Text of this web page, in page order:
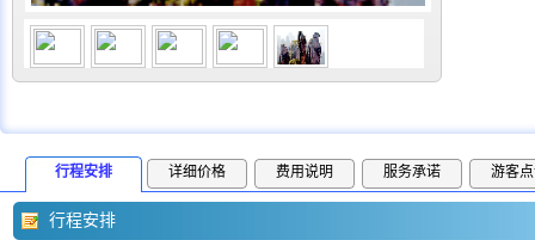
行程安排 详细价格 费用说明 服务承诺 游客
行程安排